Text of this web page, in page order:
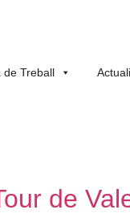
de Treball
de